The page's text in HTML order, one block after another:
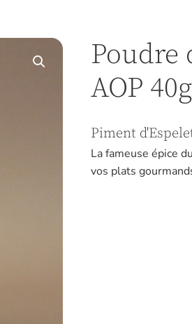
Poudre
AOP 40g
Piment
La fameuse épice
vos plats